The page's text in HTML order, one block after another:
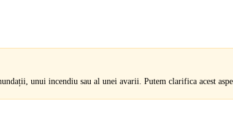
unui incendiu sau al unei avarii. Putem clarifica acest